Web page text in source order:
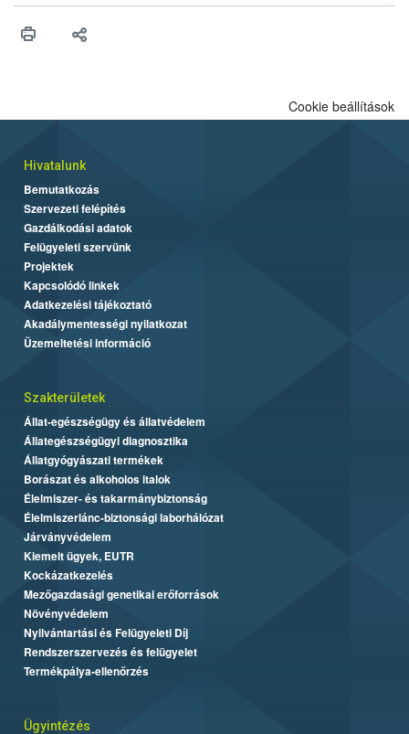
Cookie beállítások
Hivatalunk
Bemutatkozás
Szervezeti felépítés
Gazdálkodási adatok
Felügyeleti szervünk
Projektek
Kapcsolódó linkek
Adatkezelési tájékoztató
Akadálymentességi nyilatkozat
Üzemeltetési információ
Szakterületek
Állat-egészségügy és állatvédelem
Állategészségügyi diagnosztika
Állatgyógyászati termékek
Borászat és alkoholos italok
Élelmiszer- és takarmánybiztonság
Élelmiszerlánc-biztonsági laborhálózat
Járványvédelem
Kiemelt ügyek, EUTR
Kockázatkezelés
Mezőgazdasági genetikai erőforrások
Növényvédelem
Nyilvántartási és Felügyeleti Díj
Rendszerszervezés és felügyelet
Termékpálya-ellenőrzés
Ügyintézés